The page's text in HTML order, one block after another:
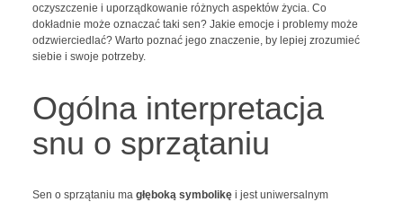
oczyszczenie i uporządkowanie różnych aspektów życia. Co
dokładnie może oznaczać taki sen? Jakie emocje i problemy może
odzwierciedlać? Warto poznać jego znaczenie, by lepiej zrozumieć
siebie i swoje potrzeby.
Ogólna interpretacja
snu o sprzątaniu
Sen o sprzątaniu ma głęboką symbolikęi jest uniwersalnym